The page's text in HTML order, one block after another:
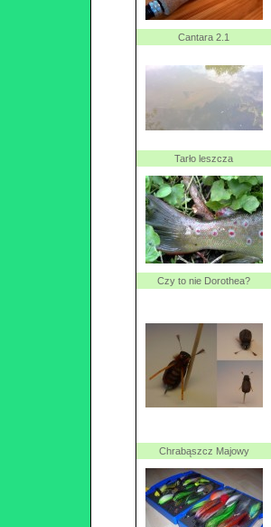
Cantara 2.1
Tarło leszcza
Czy to nie Dorothea?
Chrabąszcz Majowy